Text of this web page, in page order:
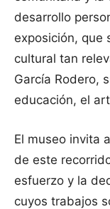
desarrollo
exposición, que
cultural tan
García Rodero,
educación, el
El museo invita
de este
esfuerzo y la
cuyos trabajos